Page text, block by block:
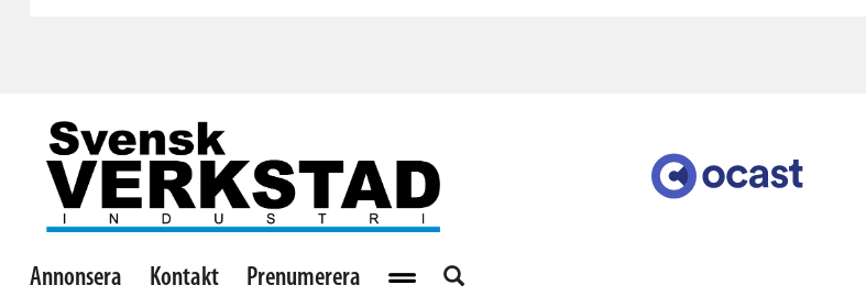
Annonsera Kontakt Prenumerera